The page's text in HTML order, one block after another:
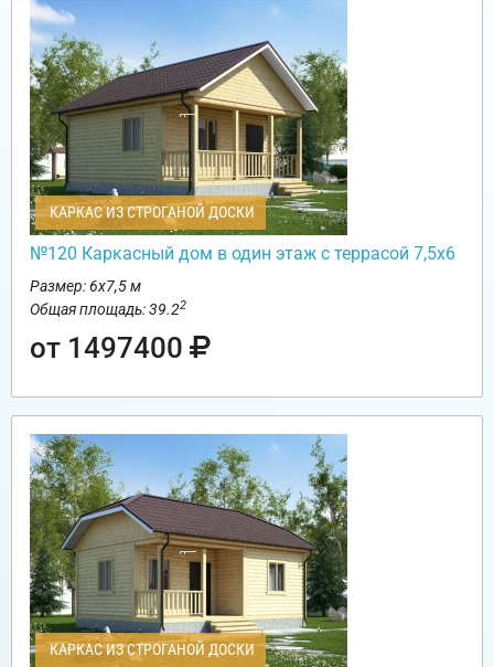
КАРКАС ИЗ СТРОГАНОЙ ДОСКИ
№120 Каркасный дом в один этаж с террасой 7,5х6
Размер: 6х7,5 м
Общая площадь: 39.22
от 1497400
КАРКАС ИЗ СТРОГАНОЙ ДОСКИ